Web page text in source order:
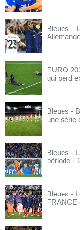
Bleues –
EURO
qui perd
Bleues -
une série
Bleues -
période -
Bleues -
FRANCE